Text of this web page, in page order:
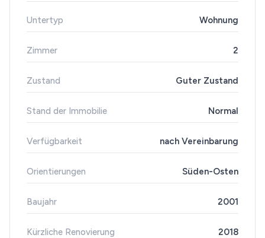
Untertyp Wohnung
Zimmer 2
Zustand Guter Zustand
Stand der Immobilie Normal
Verfügbarkeit nach Vereinbarung
Orientierungen Süden-Osten
Baujahr 2001
Kürzliche Renovierung 2018